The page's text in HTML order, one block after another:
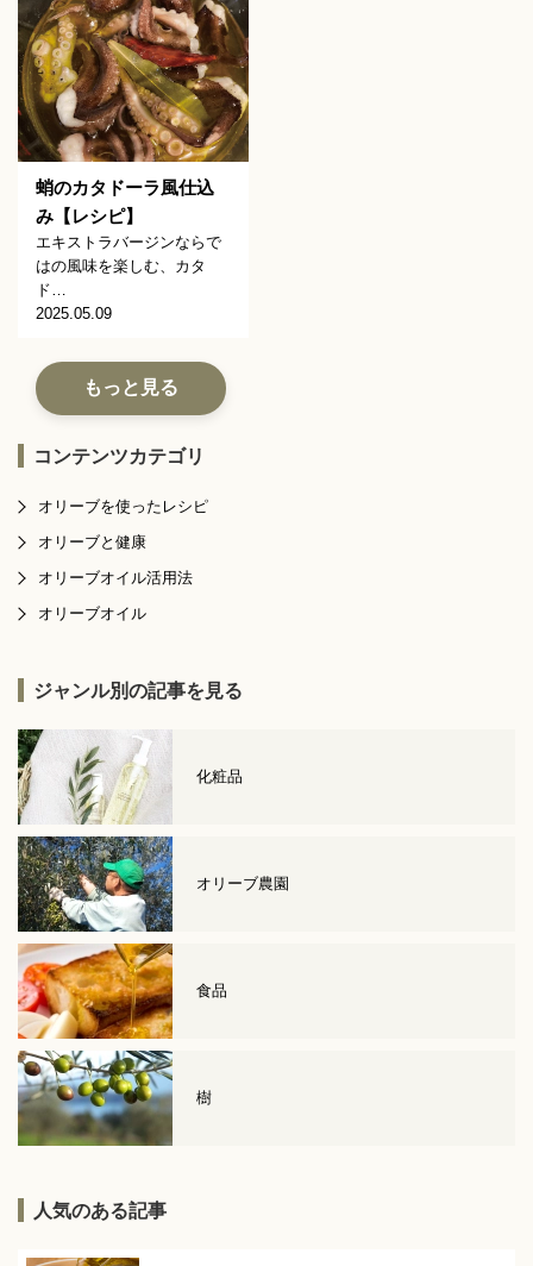
蛸のカタドーラ風仕込
み【レシピ】
エキストラバージンならで
はの風味を楽しむ、カタ
ド…
2025.05.09
もっと見る
コンテンツカテゴリ
オリーブを使ったレシピ
オリーブと健康
オリーブオイル活用法
オリーブオイル
ジャンル別の記事を見る
化粧品
オリーブ農園
食品
樹
人気のある記事